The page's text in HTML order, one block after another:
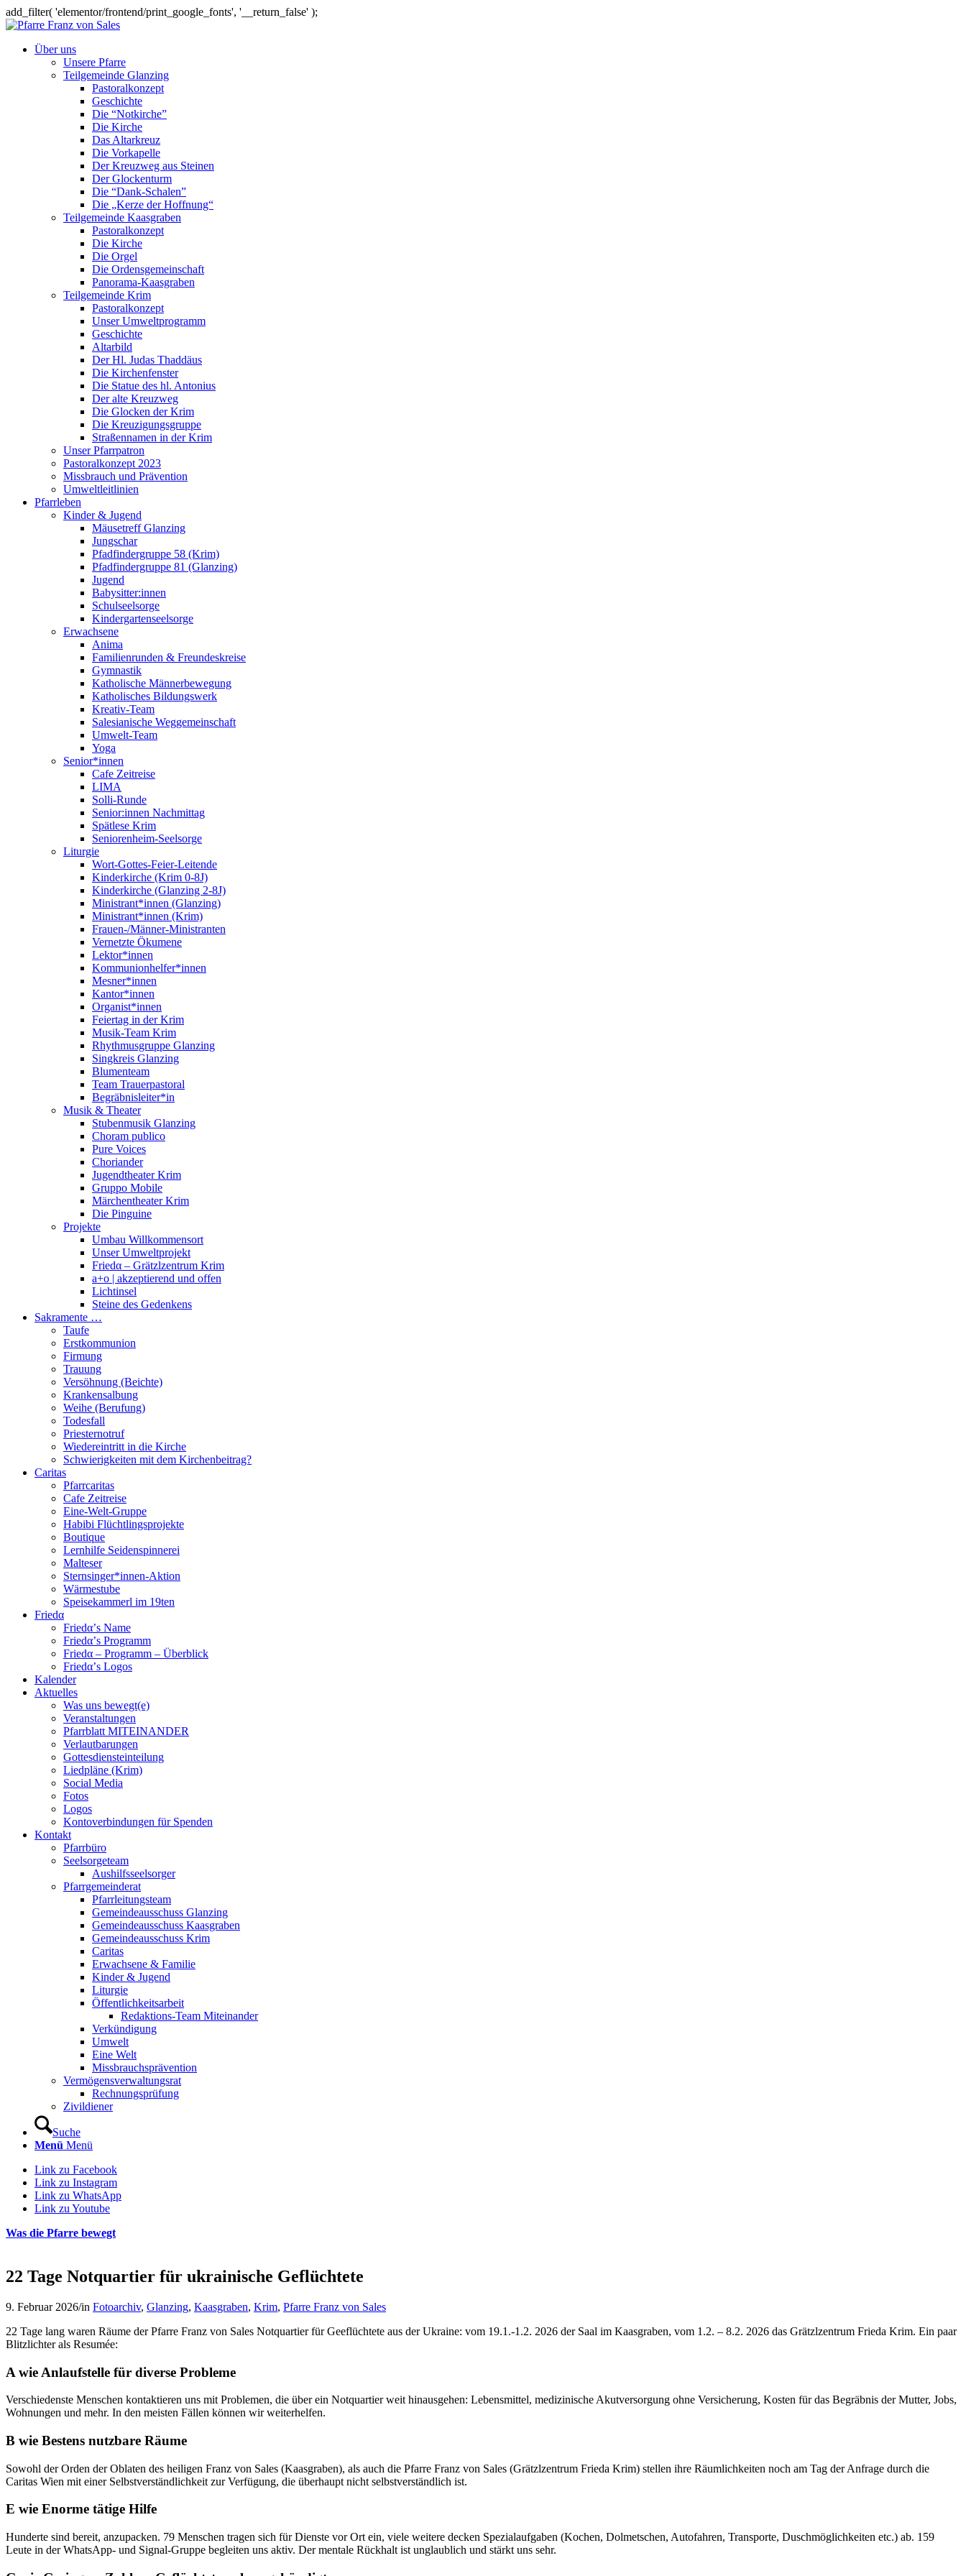
add_filter( 'elementor/frontend/print_google_fonts', '__return_false' );
Über uns
Unsere Pfarre
Teilgemeinde Glanzing
Pastoralkonzept
Geschichte
Die “Notkirche”
Die Kirche
Das Altarkreuz
Die Vorkapelle
Der Kreuzweg aus Steinen
Der Glockenturm
Die “Dank-Schalen”
Die „Kerze der Hoffnung“
Teilgemeinde Kaasgraben
Pastoralkonzept
Die Kirche
Die Orgel
Die Ordensgemeinschaft
Panorama-Kaasgraben
Teilgemeinde Krim
Pastoralkonzept
Unser Umweltprogramm
Geschichte
Altarbild
Der Hl. Judas Thaddäus
Die Kirchenfenster
Die Statue des hl. Antonius
Der alte Kreuzweg
Die Glocken der Krim
Die Kreuzigungsgruppe
Straßennamen in der Krim
Unser Pfarrpatron
Pastoralkonzept 2023
Missbrauch und Prävention
Umweltleitlinien
Pfarrleben
Kinder & Jugend
Mäusetreff Glanzing
Jungschar
Pfadfindergruppe 58 (Krim)
Pfadfindergruppe 81 (Glanzing)
Jugend
Babysitter:innen
Schulseelsorge
Kindergartenseelsorge
Erwachsene
Anima
Familienrunden & Freundeskreise
Gymnastik
Katholische Männerbewegung
Katholisches Bildungswerk
Kreativ-Team
Salesianische Weggemeinschaft
Umwelt-Team
Yoga
Senior*innen
Cafe Zeitreise
LIMA
Solli-Runde
Senior:innen Nachmittag
Spätlese Krim
Seniorenheim-Seelsorge
Liturgie
Wort-Gottes-Feier-Leitende
Kinderkirche (Krim 0-8J)
Kinderkirche (Glanzing 2-8J)
Ministrant*innen (Glanzing)
Ministrant*innen (Krim)
Frauen-/Männer-Ministranten
Vernetzte Ökumene
Lektor*innen
Kommunionhelfer*innen
Mesner*innen
Kantor*innen
Organist*innen
Feiertag in der Krim
Musik-Team Krim
Rhythmusgruppe Glanzing
Singkreis Glanzing
Blumenteam
Team Trauerpastoral
Begräbnisleiter*in
Musik & Theater
Stubenmusik Glanzing
Choram publico
Pure Voices
Choriander
Jugendtheater Krim
Gruppo Mobile
Märchentheater Krim
Die Pinguine
Projekte
Umbau Willkommensort
Unser Umweltprojekt
Friedα – Grätzlzentrum Krim
a+o | akzeptierend und offen
Lichtinsel
Steine des Gedenkens
Sakramente …
Taufe
Erstkommunion
Firmung
Trauung
Versöhnung (Beichte)
Krankensalbung
Weihe (Berufung)
Todesfall
Priesternotruf
Wiedereintritt in die Kirche
Schwierigkeiten mit dem Kirchenbeitrag?
Caritas
Pfarrcaritas
Cafe Zeitreise
Eine-Welt-Gruppe
Habibi Flüchtlingsprojekte
Boutique
Lernhilfe Seidenspinnerei
Malteser
Sternsinger*innen-Aktion
Wärmestube
Speisekammerl im 19ten
Friedα
Friedα’s Name
Friedα’s Programm
Friedα – Programm – Überblick
Friedα’s Logos
Kalender
Aktuelles
Was uns bewegt(e)
Veranstaltungen
Pfarrblatt MITEINANDER
Verlautbarungen
Gottesdiensteinteilung
Liedpläne (Krim)
Social Media
Fotos
Logos
Kontoverbindungen für Spenden
Kontakt
Pfarrbüro
Seelsorgeteam
Aushilfsseelsorger
Pfarrgemeinderat
Pfarrleitungsteam
Gemeindeausschuss Glanzing
Gemeindeausschuss Kaasgraben
Gemeindeausschuss Krim
Caritas
Erwachsene & Familie
Kinder & Jugend
Liturgie
Öffentlichkeitsarbeit
Redaktions-Team Miteinander
Verkündigung
Umwelt
Eine Welt
Missbrauchsprävention
Vermögensverwaltungsrat
Rechnungsprüfung
Zivildiener
Suche
Menü Menü
Link zu Facebook
Link zu Instagram
Link zu WhatsApp
Link zu Youtube
Was die Pfarre bewegt
22 Tage Notquartier für ukrainische Geflüchtete
9. Februar 2026/in Fotoarchiv, Glanzing, Kaasgraben, Krim, Pfarre Franz von Sales
22 Tage lang waren Räume der Pfarre Franz von Sales Notquartier für Geeflüchtete aus der Ukraine: vom 19.1.-1.2. 2026 der Saal im Kaasgraben, vom 1.2. – 8.2. 2026 das Grätzlzentrum Frieda Krim. Ein paar
Blitzlichter als Resumée:
A wie Anlaufstelle für diverse Probleme
Verschiedenste Menschen kontaktieren uns mit Problemen, die über ein Notquartier weit hinausgehen: Lebensmittel, medizinische Akutversorgung ohne Versicherung, Kosten für das Begräbnis der Mutter, Jobs,
Wohnungen und mehr. In den meisten Fällen können wir weiterhelfen.
B wie Bestens nutzbare Räume
Sowohl der Orden der Oblaten des heiligen Franz von Sales (Kaasgraben), als auch die Pfarre Franz von Sales (Grätzlzentrum Frieda Krim) stellen ihre Räumlichkeiten noch am Tag der Anfrage durch die
Caritas Wien mit einer Selbstverständlichkeit zur Verfügung, die überhaupt nicht selbstverständlich ist.
E wie Enorme tätige Hilfe
Hunderte sind bereit, anzupacken. 79 Menschen tragen sich für Dienste vor Ort ein, viele weitere decken Spezialaufgaben (Kochen, Dolmetschen, Autofahren, Transporte, Duschmöglichkeiten etc.) ab. 159
Leute in der WhatsApp- und Signal-Gruppe begleiten uns aktiv. Der mentale Rückhalt ist unglaublich und stärkt uns sehr.